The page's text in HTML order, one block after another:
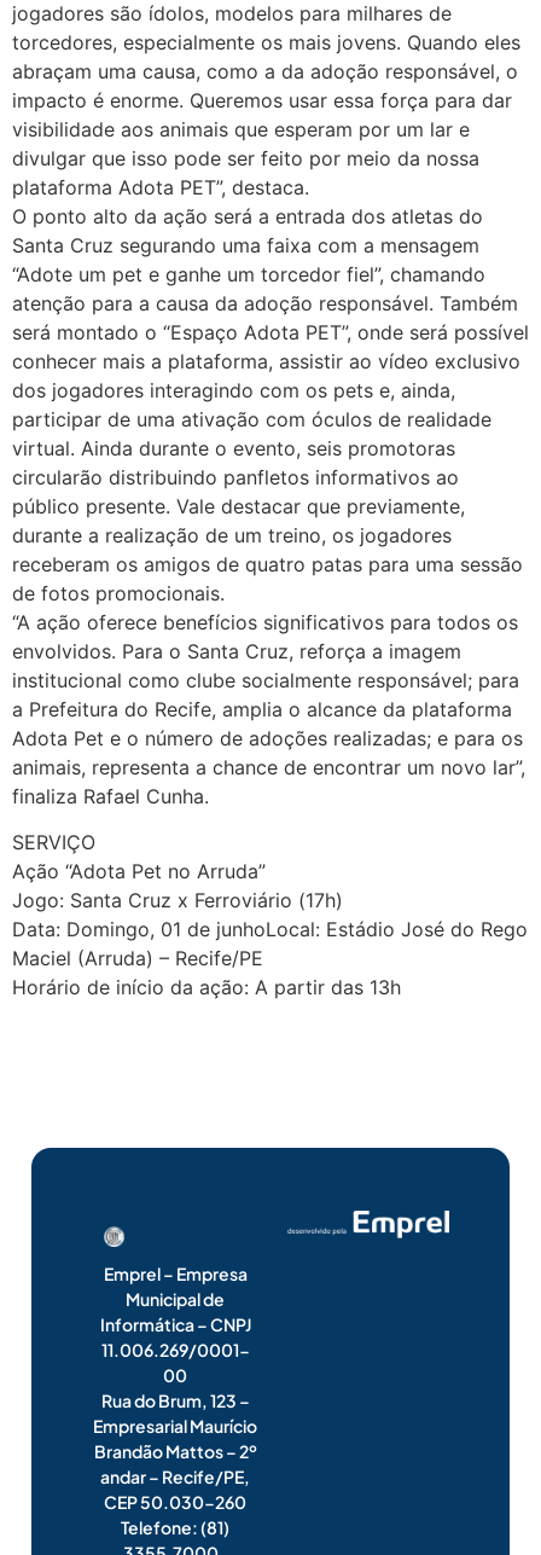
jogadores são ídolos, modelos para milhares de
torcedores, especialmente os mais jovens. Quando eles
abraçam uma causa, como a da adoção responsável, o
impacto é enorme. Queremos usar essa força para dar
visibilidade aos animais que esperam por um lar e
divulgar que isso pode ser feito por meio da nossa
plataforma Adota PET”, destaca.
O ponto alto da ação será a entrada dos atletas do
Santa Cruz segurando uma faixa com a mensagem
“Adote um pet e ganhe um torcedor fiel”, chamando
atenção para a causa da adoção responsável. Também
será montado o “Espaço Adota PET”, onde será possível
conhecer mais a plataforma, assistir ao vídeo exclusivo
dos jogadores interagindo com os pets e, ainda,
participar de uma ativação com óculos de realidade
virtual. Ainda durante o evento, seis promotoras
circularão distribuindo panfletos informativos ao
público presente. Vale destacar que previamente,
durante a realização de um treino, os jogadores
receberam os amigos de quatro patas para uma sessão
de fotos promocionais.
“A ação oferece benefícios significativos para todos os
envolvidos. Para o Santa Cruz, reforça a imagem
institucional como clube socialmente responsável; para
a Prefeitura do Recife, amplia o alcance da plataforma
Adota Pet e o número de adoções realizadas; e para os
animais, representa a chance de encontrar um novo lar”,
finaliza Rafael Cunha.
SERVIÇO
Ação “Adota Pet no Arruda”
Jogo: Santa Cruz x Ferroviário (17h)
Data: Domingo, 01 de junhoLocal: Estádio José do Rego
Maciel (Arruda) – Recife/PE
Horário de início da ação: A partir das 13h
Emprel – Empresa
Municipal de
Informática – CNPJ
11.006.269/0001-
00
Rua do Brum, 123 –
Empresarial Maurício
Brandão Mattos – 2º
andar – Recife/PE,
CEP 50.030-260
Telefone: (81)